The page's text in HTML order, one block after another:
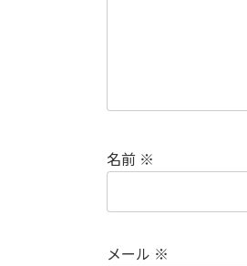
名前 ※
メール ※